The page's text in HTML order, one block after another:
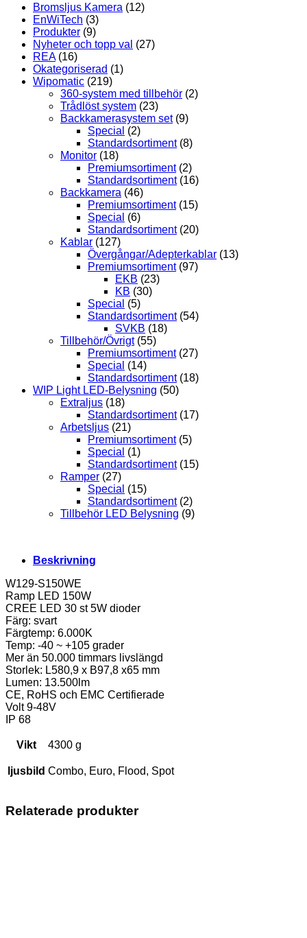
Bromsljus Kamera (12)
EnWiTech (3)
Produkter (9)
Nyheter och topp val (27)
REA (16)
Okategoriserad (1)
Wipomatic (219)
360-system med tillbehör (2)
Trådlöst system (23)
Backkamerasystem set (9)
Special (2)
Standardsortiment (8)
Monitor (18)
Premiumsortiment (2)
Standardsortiment (16)
Backkamera (46)
Premiumsortiment (15)
Special (6)
Standardsortiment (20)
Kablar (127)
Övergångar/Adepterkablar (13)
Premiumsortiment (97)
EKB (23)
KB (30)
Special (5)
Standardsortiment (54)
SVKB (18)
Tillbehör/Övrigt (55)
Premiumsortiment (27)
Special (14)
Standardsortiment (18)
WIP Light LED-Belysning (50)
Extraljus (18)
Standardsortiment (17)
Arbetsljus (21)
Premiumsortiment (5)
Special (1)
Standardsortiment (15)
Ramper (27)
Special (15)
Standardsortiment (2)
Tillbehör LED Belysning (9)
Beskrivning
W129-S150WE
Ramp LED 150W
CREE LED 30 st 5W dioder
Färg: svart
Färgtemp: 6.000K
Temp: -40 ~ +105 grader
Mer än 50.000 timmars livslängd
Storlek: L580,9 x B97,8 x65 mm
Lumen: 13.500lm
CE, RoHS och EMC Certifierade
Volt 9-48V
IP 68
Vikt 4300 g
ljusbild Combo, Euro, Flood, Spot
Relaterade produkter